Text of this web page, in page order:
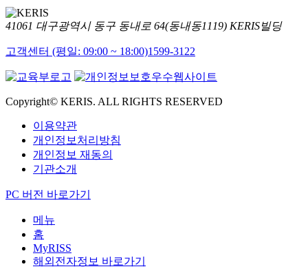
41061 대구광역시 동구 동내로 64(동내동1119) KERIS빌딩
고객센터 (평일: 09:00 ~ 18:00)1599-3122
Copyright© KERIS. ALL RIGHTS RESERVED
이용약관
개인정보처리방침
개인정보 재동의
기관소개
PC 버전 바로가기
메뉴
홈
MyRISS
해외전자정보 바로가기